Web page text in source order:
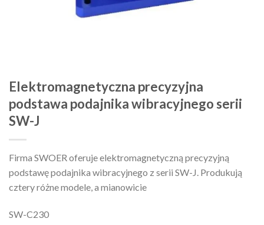
Elektromagnetyczna precyzyjna
podstawa podajnika wibracyjnego serii
SW-J
Firma SWOER oferuje elektromagnetyczną precyzyjną
podstawę podajnika wibracyjnego z serii SW-J. Produkują
cztery różne modele, a mianowicie
SW-C230